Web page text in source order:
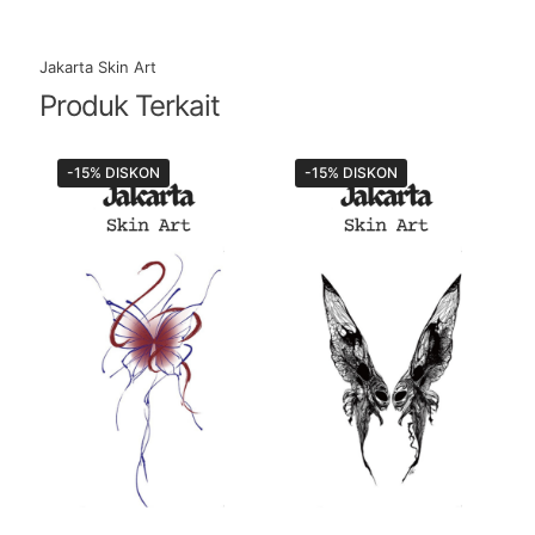
Jakarta Skin Art
Produk Terkait
-15% DISKON -15% DISKON